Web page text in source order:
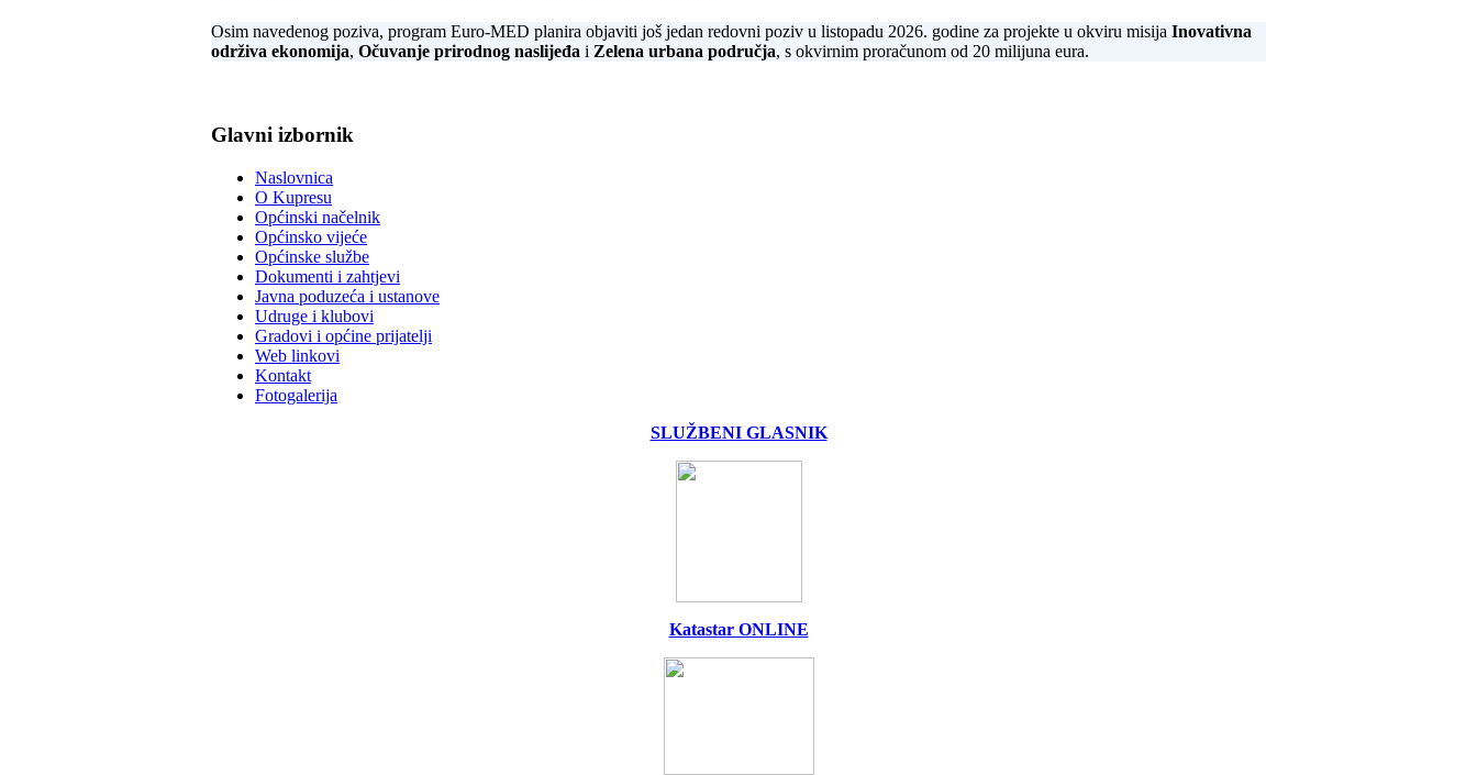
Osim navedenog poziva, program Euro-MED planira objaviti još jedan redovni poziv u listopadu 2026. godine za projekte u okviru misija Inovativna
održiva ekonomija, Očuvanje prirodnog naslijeđa i Zelena urbana područja, s okvirnim proračunom od 20 milijuna eura.
Glavni izbornik
Naslovnica
O Kupresu
Općinski načelnik
Općinsko vijeće
Općinske službe
Dokumenti i zahtjevi
Javna poduzeća i ustanove
Udruge i klubovi
Gradovi i općine prijatelji
Web linkovi
Kontakt
Fotogalerija
SLUŽBENI GLASNIK
Katastar ONLINE